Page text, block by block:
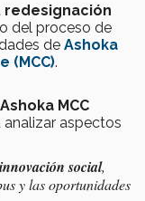
redesignación
del proceso de
de Ashoka
(MCC).
Ashoka MCC
analizar aspectos
innovación social,
y las oportunidades